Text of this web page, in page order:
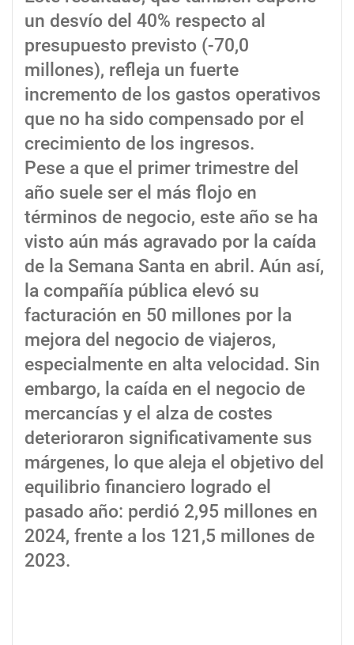
un desvío del 40% respecto al
presupuesto previsto (-70,0
millones), refleja un fuerte
incremento de los gastos operativos
que no ha sido compensado por el
crecimiento de los ingresos.
Pese a que el primer trimestre del
año suele ser el más flojo en
términos de negocio, este año se ha
visto aún más agravado por la caída
de la Semana Santa en abril. Aún así,
la compañía pública elevó su
facturación en 50 millones por la
mejora del negocio de viajeros,
especialmente en alta velocidad. Sin
embargo, la caída en el negocio de
mercancías y el alza de costes
deterioraron significativamente sus
márgenes, lo que aleja el objetivo del
equilibrio financiero logrado el
pasado año: perdió 2,95 millones en
2024, frente a los 121,5 millones de
2023.